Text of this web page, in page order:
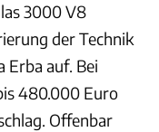
3000 V8
der Technik
Erba auf. Bei
480.000 Euro
Offenbar